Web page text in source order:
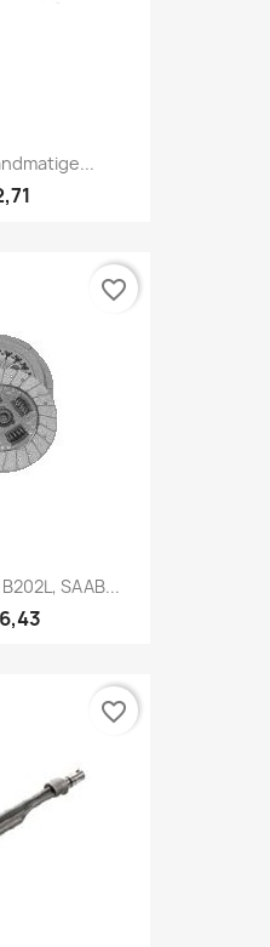
SAAB...
favorite_border
favorite_border